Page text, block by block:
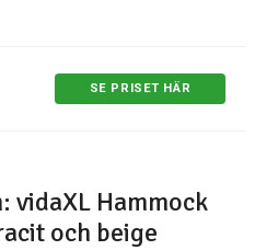
SE PRISET HÄR
vidaXL Hammock
och beige